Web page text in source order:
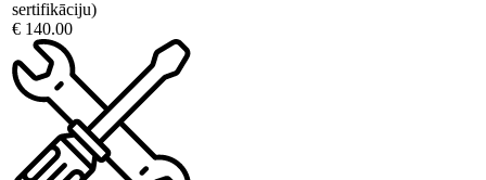
sertifikāciju)
€ 140.00